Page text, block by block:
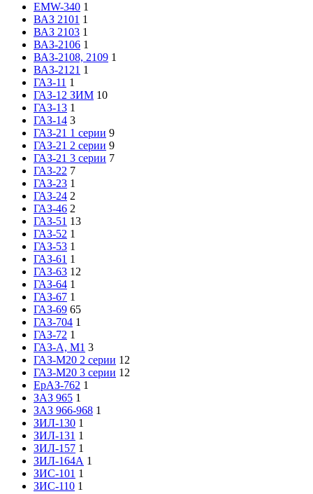
EMW-340 1
ВАЗ 2101 1
ВАЗ 2103 1
ВАЗ-2106 1
ВАЗ-2108, 2109 1
ВАЗ-2121 1
ГАЗ-11 1
ГАЗ-12 ЗИМ 10
ГАЗ-13 1
ГАЗ-14 3
ГАЗ-21 1 серии 9
ГАЗ-21 2 серии 9
ГАЗ-21 3 серии 7
ГАЗ-22 7
ГАЗ-23 1
ГАЗ-24 2
ГАЗ-46 2
ГАЗ-51 13
ГАЗ-52 1
ГАЗ-53 1
ГАЗ-61 1
ГАЗ-63 12
ГАЗ-64 1
ГАЗ-67 1
ГАЗ-69 65
ГАЗ-704 1
ГАЗ-72 1
ГАЗ-А, М1 3
ГАЗ-М20 2 серии 12
ГАЗ-М20 3 серии 12
ЕрАЗ-762 1
ЗАЗ 965 1
ЗАЗ 966-968 1
ЗИЛ-130 1
ЗИЛ-131 1
ЗИЛ-157 1
ЗИЛ-164А 1
ЗИС-101 1
ЗИС-110 1